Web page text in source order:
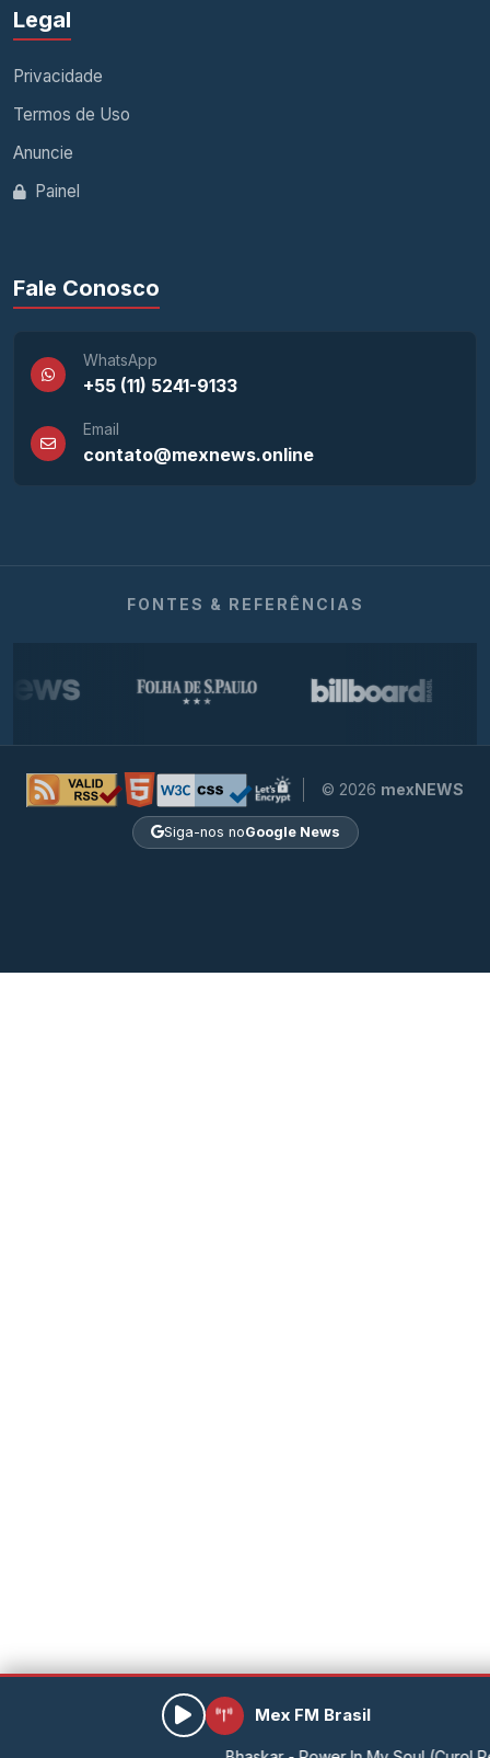
Legal
Privacidade
Termos de Uso
Anuncie
Painel
Fale Conosco
WhatsApp
+55 (11) 5241-9133
Email
contato@mexnews.online
FONTES & REFERÊNCIAS
© 2026 mexNEWS
Siga-nos noGoogle News
Mex FM Brasil